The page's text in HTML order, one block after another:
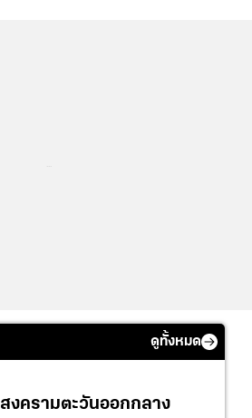
ดูทั้งหมด
สงครามตะวันออกกลาง